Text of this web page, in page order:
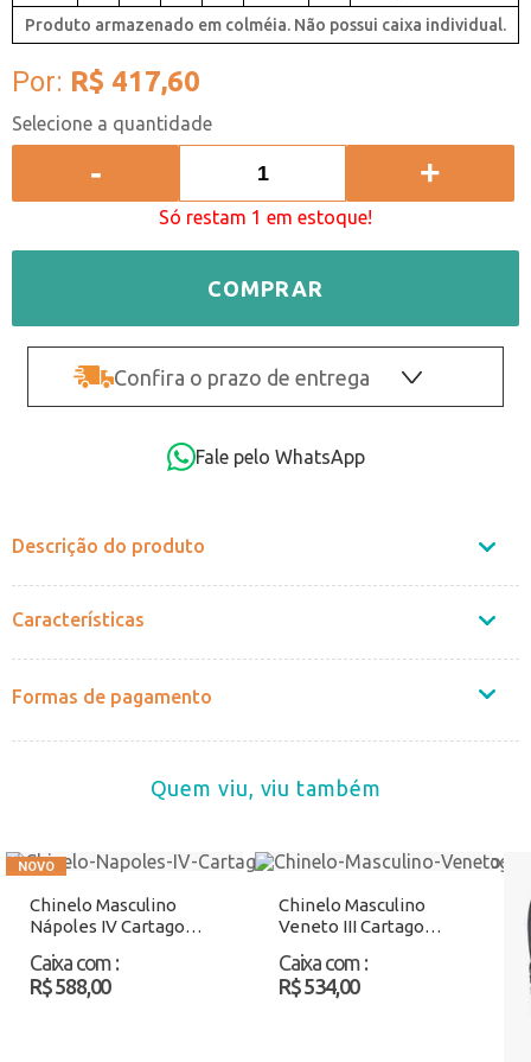
Produto armazenado em colméia. Não possui caixa individual.
Por: R$ 417,60
- +
Só restam 1 em estoque!
COMPRAR
Confira o prazo de entrega
Fale pelo WhatsApp
Descrição do produto
Características
Formas de pagamento
Quem viu, viu também
Chinelo Masculino
Nápoles IV Cartago
Atacado
Caixa com :
R$ 588,00
Chinelo Masculino
Veneto III Cartago
Caixa com :
R$ 534,00